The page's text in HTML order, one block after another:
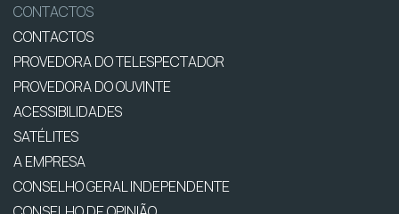
CONTACTOS
CONTACTOS
PROVEDORA DO TELESPECTADOR
PROVEDORA DO OUVINTE
ACESSIBILIDADES
SATÉLITES
A EMPRESA
CONSELHO GERAL INDEPENDENTE